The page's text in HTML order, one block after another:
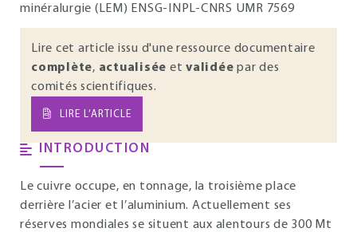
minéralurgie (LEM) ENSG-INPL-CNRS UMR 7569
Lire cet article issu d'une ressource documentaire
complète, actualisée et validée par des
comités scientifiques.
LIRE L’ARTICLE
INTRODUCTION
Le cuivre occupe, en tonnage, la troisième place
derrière l’acier et l’aluminium. Actuellement ses
réserves mondiales se situent aux alentours de 300 Mt